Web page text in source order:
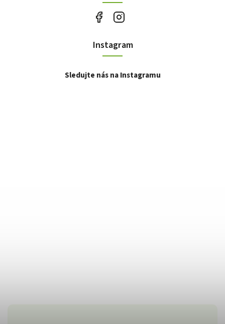
Instagram
Sledujte nás na Instagramu